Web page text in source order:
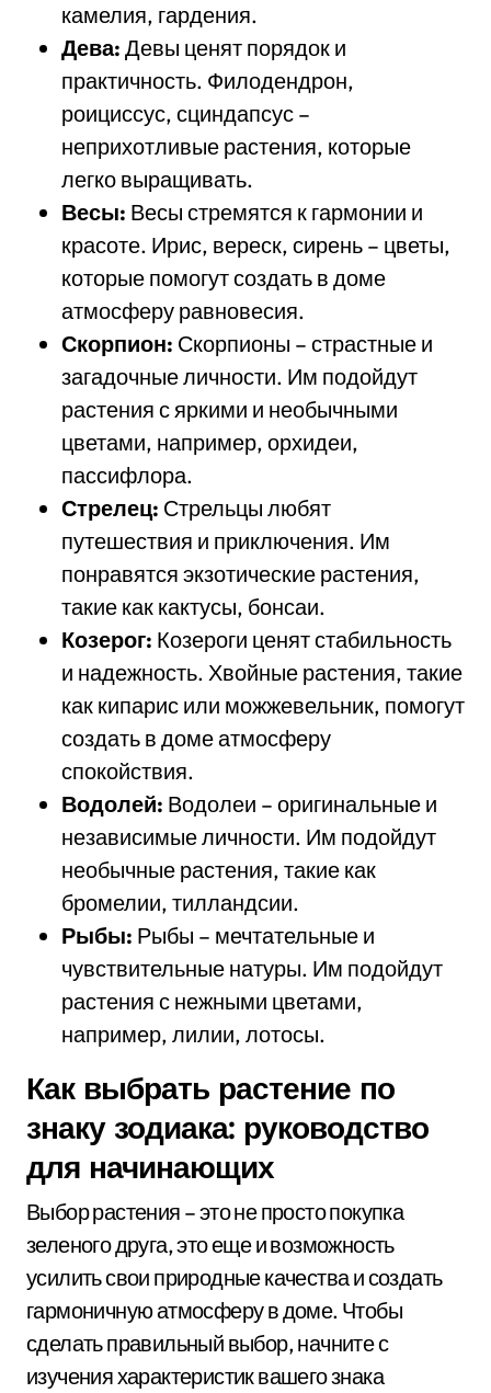
камелия, гардения.
Дева: Девы ценят порядок и
практичность. Филодендрон,
роициссус, сциндапсус –
неприхотливые растения, которые
легко выращивать.
Весы: Весы стремятся к гармонии и
красоте. Ирис, вереск, сирень – цветы,
которые помогут создать в доме
атмосферу равновесия.
Скорпион: Скорпионы – страстные и
загадочные личности. Им подойдут
растения с яркими и необычными
цветами, например, орхидеи,
пассифлора.
Стрелец: Стрельцы любят
путешествия и приключения. Им
понравятся экзотические растения,
такие как кактусы, бонсаи.
Козерог: Козероги ценят стабильность
и надежность. Хвойные растения, такие
как кипарис или можжевельник, помогут
создать в доме атмосферу
спокойствия.
Водолей: Водолеи – оригинальные и
независимые личности. Им подойдут
необычные растения, такие как
бромелии, тилландсии.
Рыбы: Рыбы – мечтательные и
чувствительные натуры. Им подойдут
растения с нежными цветами,
например, лилии, лотосы.
Как выбрать растение по
знаку зодиака: руководство
для начинающих
Выбор растения – это не просто покупка
зеленого друга, это еще и возможность
усилить свои природные качества и создать
гармоничную атмосферу в доме. Чтобы
сделать правильный выбор, начните с
изучения характеристик вашего знака